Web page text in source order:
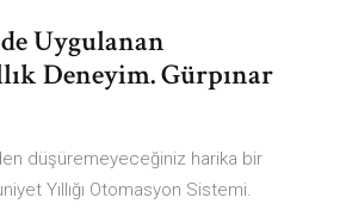
Uygulanan
Deneyim. Gürpınar
düşüremeyeceğiniz harika bir
Yıllığı Otomasyon Sistemi.